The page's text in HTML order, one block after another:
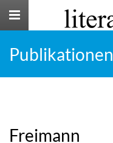
Toggle
Publikationen
Freimann